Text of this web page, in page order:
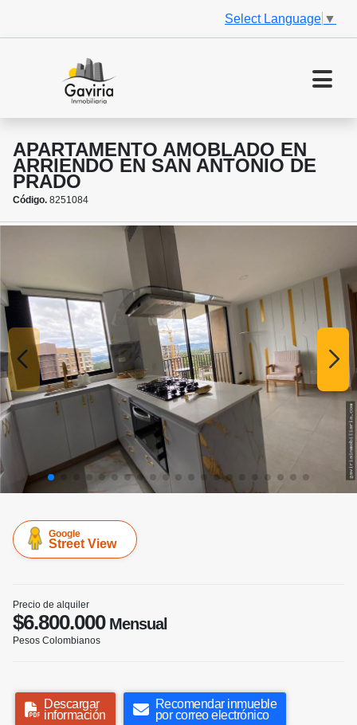
Select Language ▼
APARTAMENTO AMOBLADO EN
ARRIENDO EN SAN ANTONIO DE
PRADO
Código. 8251084
Google
Street View
Precio de alquiler
$6.800.000Mensual
Pesos Colombianos
Descargar
información
Recomendar inmueble
por correo electrónico